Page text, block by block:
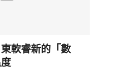
軟睿新的「數